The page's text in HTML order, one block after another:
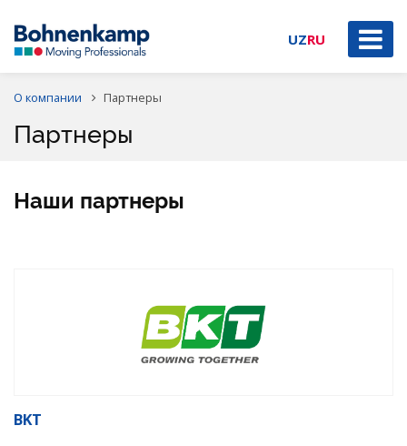
UZRU
О компании Партнеры
Партнеры
Наши партнеры
BKT